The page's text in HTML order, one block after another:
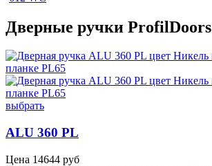
Дверные ручки ProfilDoors
выбрать
ALU 360 PL
Цена 14644 руб